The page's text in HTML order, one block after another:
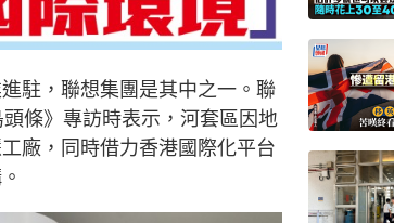
駐，聯想集團是其中之一。聯
條》專訪時表示，河套區因地
廠，同時借力香港國際化平台